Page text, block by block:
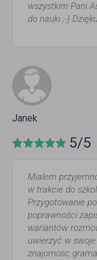
wszystkim Pani
do nauki ;-)
Janek
5/5
Mialem
w trakcie do
Przygotowanie
poprawności
wariantów
uwierzyć w
znajomosc